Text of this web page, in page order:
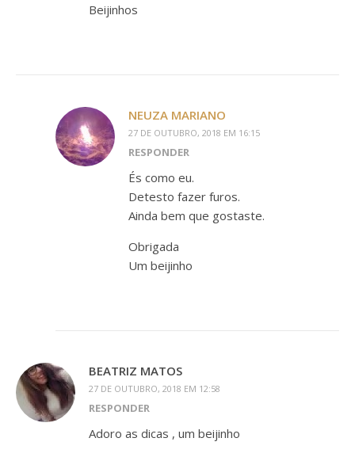
Beijinhos
NEUZA MARIANO
27 DE OUTUBRO, 2018 EM 16:15
RESPONDER
És como eu.
Detesto fazer furos.
Ainda bem que gostaste.
Obrigada
Um beijinho
BEATRIZ MATOS
27 DE OUTUBRO, 2018 EM 12:58
RESPONDER
Adoro as dicas , um beijinho